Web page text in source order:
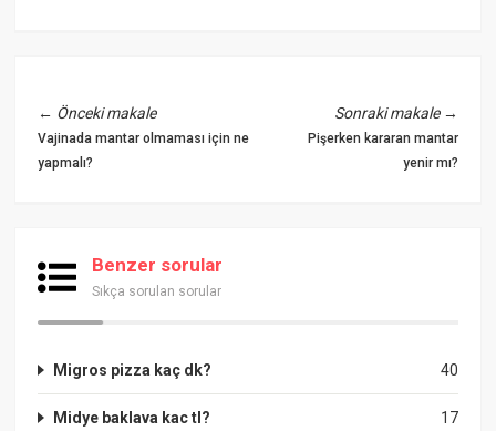
← Önceki makale
Vajinada mantar olmaması için ne
yapmalı?
Sonraki makale→
Pişerken kararan mantar
yenir mı?
Benzer sorular
Sıkça sorulan sorular
40
Migros pizza kaç dk?
17
Midye baklava kac tl?